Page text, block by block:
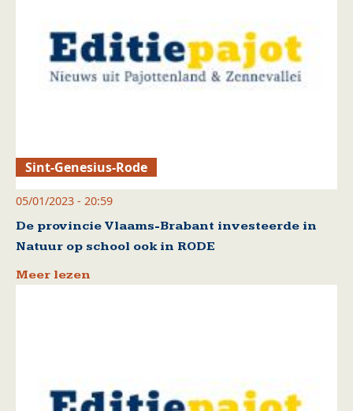
Sint-Genesius-Rode
05/01/2023 - 20:59
De provincie Vlaams-Brabant investeerde in
Natuur op school ook in RODE
Meer lezen